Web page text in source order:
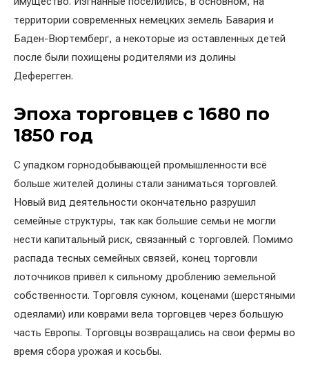
территории современных немецких земель Бавария и
Баден-Вюртемберг, а некоторые из оставленных детей
после были похищены родителями из долины
Деферегген.
Эпоха торговцев с 1680 по
1850 год
С упадком горнодобывающей промышленности всё
больше жителей долины стали заниматься торговлей.
Новый вид деятельности окончательно разрушил
семейные структуры, так как большие семьи не могли
нести капитальный риск, связанный с торговлей. Помимо
распада тесных семейных связей, конец торговли
лоточников привёл к сильному дроблению земельной
собственности. Торговля сукном, коценами (шерстяными
одеялами) или коврами вела торговцев через большую
часть Европы. Торговцы возвращались на свои фермы во
время сбора урожая и косьбы.